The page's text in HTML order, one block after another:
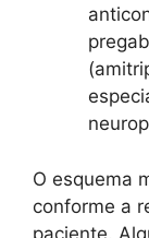
O esquema
conforme a
paciente.